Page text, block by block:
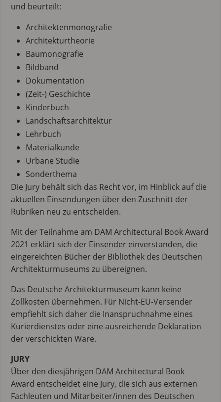
und beurteilt:
Architektenmonografie
Architekturtheorie
Baumonografie
Bildband
Dokumentation
(Zeit-) Geschichte
Kinderbuch
Landschaftsarchitektur
Lehrbuch
Materialkunde
Urbane Studie
Sonderthema
Die Jury behält sich das Recht vor, im Hinblick auf die
aktuellen Einsendungen über den Zuschnitt der
Rubriken neu zu entscheiden.
Mit der Teilnahme am DAM Architectural Book Award
2021 erklärt sich der Einsender einverstanden, die
eingereichten Bücher der Bibliothek des Deutschen
Architekturmuseums zu übereignen.
Das Deutsche Architekturmuseum kann keine
Zollkosten übernehmen. Für Nicht-EU-Versender
empfiehlt sich daher die Inanspruchnahme eines
Kurierdienstes oder eine ausreichende Deklaration
der verschickten Ware.
JURY
Über den diesjährigen DAM Architectural Book
Award entscheidet eine Jury, die sich aus externen
Fachleuten und Mitarbeiter/innen des Deutschen